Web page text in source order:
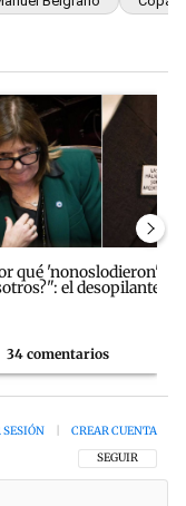
comentarios en los
gobernadores
de tendencia con
qué 'nonoslodieron' a
el desopilante ...
34 comentarios
SIGA ESTA
SEGUIR
CREAR CUENTA